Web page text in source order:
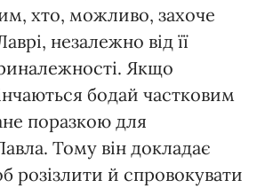
хто, можливо, захоче
незалежно від її
Якщо
бодай частковим
поразкою для
Тому він докладає
розізлити й спровокувати